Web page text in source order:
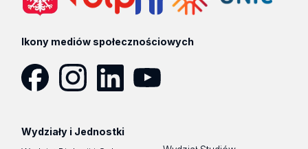
Ikony mediów społecznościowych
Wydziały i Jednostki